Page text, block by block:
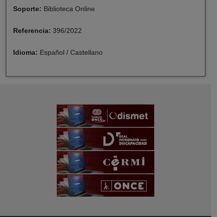
Soporte: Biblioteca Online
Referencia: 396/2022
Idioma: Español / Castellano